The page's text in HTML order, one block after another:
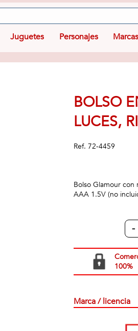
Juguetes Personajes Marcas
BOLSO
LUCES,
Ref. 72-4459
Bolso Glamour con
AAA 1.5V (no
-
100%
Marca / licencia